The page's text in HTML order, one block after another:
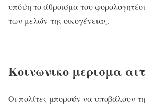
υπόψη το άθροισμα του
των μελών της οικογένειας.
Κοινωνικο μερισμα
Οι πολίτες μπορούν να υποβάλουν